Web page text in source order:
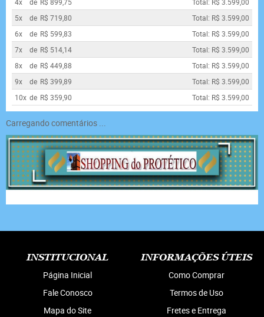
4x
de R$ 899,75
Total: R$ 3.599,00
5x
de R$ 719,80
Total: R$ 3.599,00
6x
de R$ 599,83
Total: R$ 3.599,00
7x
de R$ 514,14
Total: R$ 3.599,00
8x
de R$ 449,88
Total: R$ 3.599,00
9x
de R$ 399,89
Total: R$ 3.599,00
10x de R$ 359,90 Total: R$ 3.599,00
Carregando comentários ...
INSTITUCIONAL
Página Inicial
Fale Conosco
Mapa do Site
INFORMAÇÕES ÚTEIS
Como Comprar
Termos de Uso
Fretes e Entrega